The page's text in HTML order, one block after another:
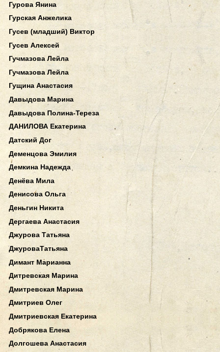
Гурова Янина
Гурская Анжелика
Гусев (младший) Виктор
Гусев Алексей
Гучмазова Лейла
Гучмазова Лейла
Гущина Анастасия
Давыдова Марина
Давыдова Полина-Тереза
ДАНИЛОВА Екатерина
Датский Дог
Деменцова Эмилия
Демкина Надежда
Денёва Мила
Денисова Ольга
Деньгин Никита
Дергаева Анастасия
Джурова Татьяна
ДжуроваТатьяна
Димант Марианна
Дитревская Марина
Дмитревская Марина
Дмитриев Олег
Дмитриевская Екатерина
Добрякова Елена
Долгошева Анастасия